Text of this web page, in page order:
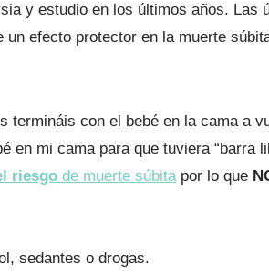
y estudio en los últimos años. Las
un efecto protector en la muerte
termináis con el bebé en la cama a
en mi cama para que tuviera “barra
riesgo de muerte súbitapor lo que
sedantes o drogas.